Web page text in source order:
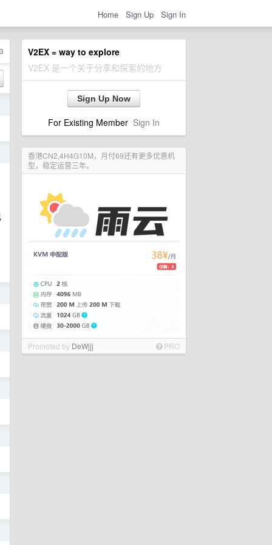
Home Sign Up Sign In
V2EX = way to explore
V2EX 是一个关于分享和探索的地方
Sign Up Now
For Existing Member Sign In
香港CN2,4H4G10M，月付69还有更多优惠机
型，稳定运营三年。
Promoted by DeWjjj PRO